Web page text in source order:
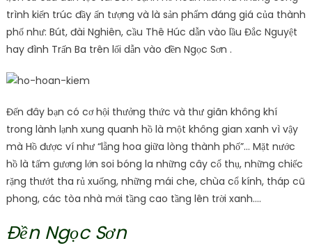
trình kiến ​​trúc đầy ấn tượng và là sản phẩm đáng giá của thành
phố như: Bút, đài Nghiên, cầu Thê Húc dẫn vào lầu Đắc Nguyệt
hay đình Trấn Ba trên lối dẫn vào đền Ngọc Sơn .
Đến đây bạn có cơ hội thưởng thức và thư giãn không khí
trong lành lạnh xung quanh hồ là một không gian xanh vì vậy
mà Hồ được ví như “lẵng hoa giữa lòng thành phố”… Mặt nước
hồ là tấm gương lớn soi bóng la những cây cổ thụ, những chiếc
rặng thướt tha rủ xuống, những mái che, chùa cổ kính, tháp cũ
phong, các tòa nhà mới tầng cao tầng lên trời xanh….
Đền Ngọc Sơn